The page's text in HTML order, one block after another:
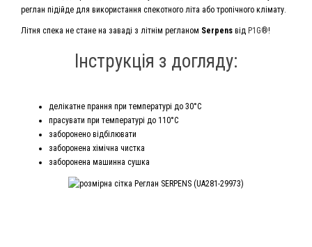
реглан підійде для використання спекотного літа або тропічного клімату.
Літня спека не стане на заваді з літнім регланом Serpens від P1G®!
Інструкція з догляду:
делікатне прання при температурі до 30°С
прасувати при температурі до 110°С
заборонено відбілювати
заборонена хімічна чистка
заборонена машинна сушка